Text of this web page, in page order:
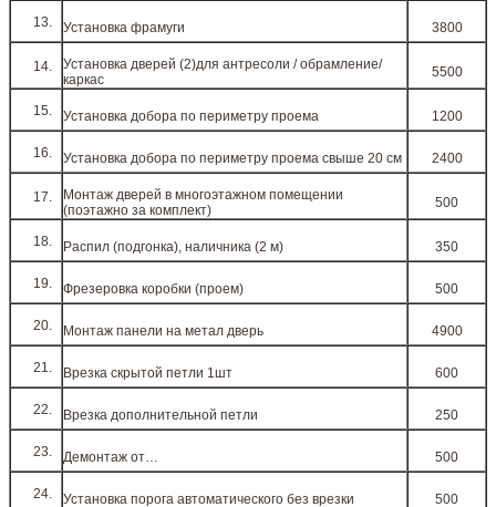
Установка фрамуги 3800
Установка дверей (2)для антресоли / обрамление/
каркас
5500
Установка добора по периметру проема 1200
Установка добора по периметру проема свыше 20 см 2400
Монтаж дверей в многоэтажном помещении
(поэтажно за комплект)
500
Распил (подгонка), наличника (2 м) 350
Фрезеровка коробки (проем) 500
Монтаж панели на метал дверь 4900
Врезка скрытой петли 1шт 600
Врезка дополнительной петли 250
Демонтаж от… 500
Установка порога автоматического без врезки 500